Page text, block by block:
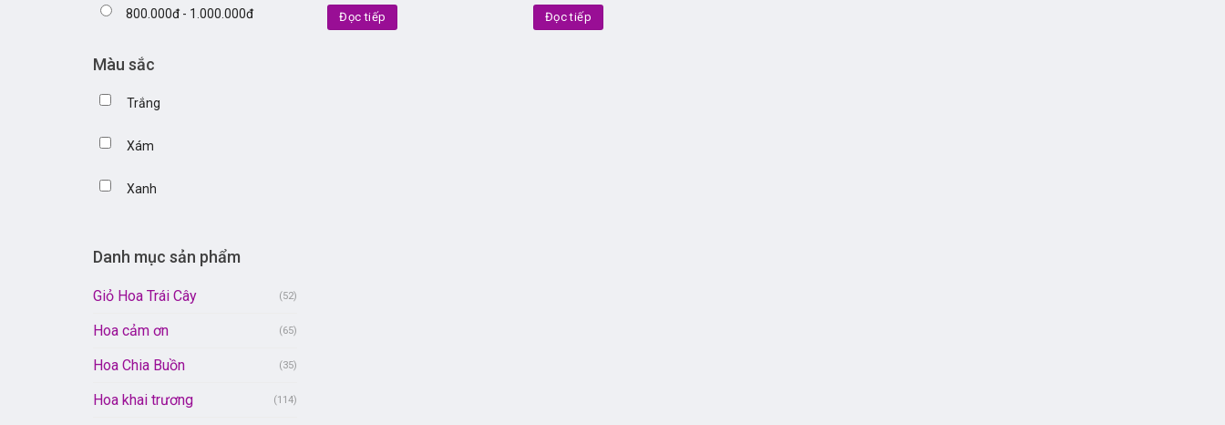
800.000đ - 1.000.000đ
Màu sắc
Trắng
Xám
Xanh
Danh mục sản phẩm
Giỏ Hoa Trái Cây (52)
Hoa cảm ơn (65)
Hoa Chia Buồn (35)
Hoa khai trương (114)
Đọc tiếp Đọc tiếp